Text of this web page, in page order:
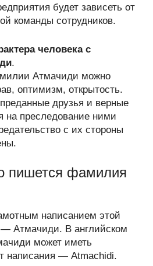
будет зависеть от
команды сотрудников.
человека с
.
Атмачиди можно
оптимизм, открытость.
друзья и верные
на преследование ними
с их стороны
пишется фамилия
написанием этой
Атмачиди. В английском
может иметь
написания — Atmachidi.